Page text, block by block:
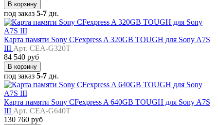
В корзину
под заказ 5-7 дн.
Карта памяти Sony CFexpress A 320GB TOUGH для Sony A7S
III Арт. CEA-G320T
84 540 руб
В корзину
под заказ 5-7 дн.
Карта памяти Sony CFexpress A 640GB TOUGH для Sony A7S
III Арт. CEA-G640T
130 760 руб